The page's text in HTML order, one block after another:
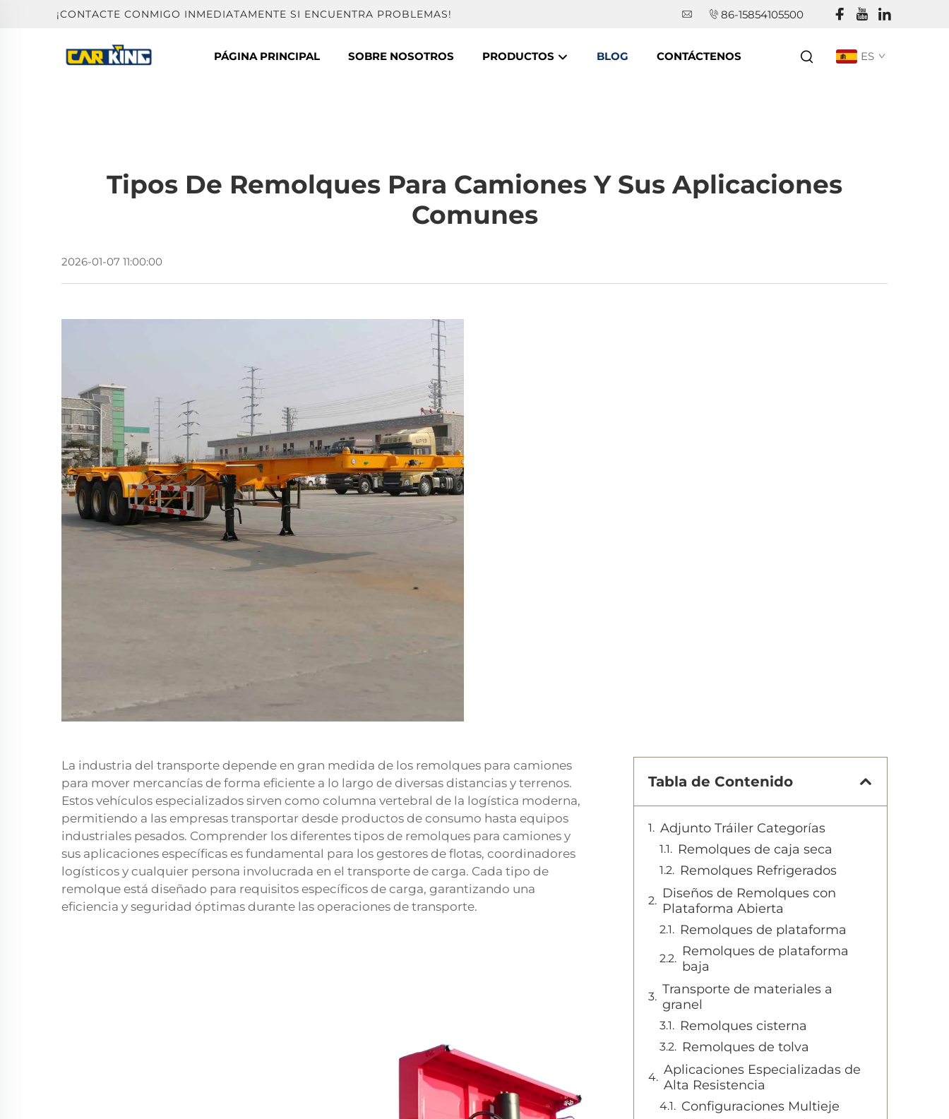
¡CONTACTE CONMIGO INMEDIATAMENTE SI ENCUENTRA PROBLEMAS! 86-15854105500
PÁGINA PRINCIPAL SOBRE NOSOTROS PRODUCTOS BLOG CONTÁCTENOS ES
Tipos De Remolques Para Camiones Y Sus Aplicaciones
Comunes
2026-01-07 11:00:00
La industria del transporte depende en gran medida de los remolques para camiones
para mover mercancías de forma eficiente a lo largo de diversas distancias y terrenos.
Estos vehículos especializados sirven como columna vertebral de la logística moderna,
permitiendo a las empresas transportar desde productos de consumo hasta equipos
industriales pesados. Comprender los diferentes tipos de remolques para camiones y
sus aplicaciones específicas es fundamental para los gestores de flotas, coordinadores
logísticos y cualquier persona involucrada en el transporte de carga. Cada tipo de
remolque está diseñado para requisitos específicos de carga, garantizando una
eficiencia y seguridad óptimas durante las operaciones de transporte.
Tabla de Contenido
Adjunto Tráiler Categorías
Remolques de caja seca
Remolques Refrigerados
Diseños de Remolques con
Plataforma Abierta
Remolques de plataforma
Remolques de plataforma
baja
Transporte de materiales a
granel
Remolques cisterna
Remolques de tolva
Aplicaciones Especializadas de
Alta Resistencia
Configuraciones Multieje